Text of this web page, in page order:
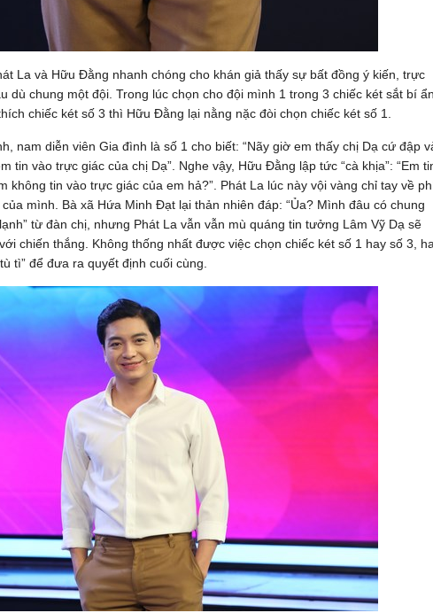
La và Hữu Đằng nhanh chóng cho khán giả thấy sự bất đồng ý kiến, trực
dù chung một đội. Trong lúc chọn cho đội mình 1 trong 3 chiếc két sắt bí ẩn
chiếc két số 3 thì Hữu Đằng lại nằng nặc đòi chọn chiếc két số 1.
nam diễn viên Gia đình là số 1 cho biết: “Nãy giờ em thấy chị Dạ cứ đập
tin vào trực giác của chị Dạ”. Nghe vậy, Hữu Đằng lập tức “cà khịa”: “Em
không tin vào trực giác của em hả?”. Phát La lúc này vội vàng chỉ tay về
mình. Bà xã Hứa Minh Đạt lại thản nhiên đáp: “Ủa? Mình đâu có chung
từ đàn chị, nhưng Phát La vẫn vẫn mù quáng tin tưởng Lâm Vỹ Dạ sẽ
chiến thắng. Không thống nhất được việc chọn chiếc két số 1 hay số 3,
tì” để đưa ra quyết định cuối cùng.